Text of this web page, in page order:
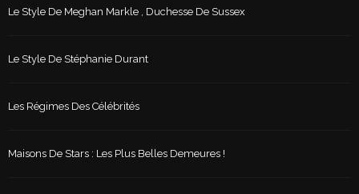
Le Style De Meghan Markle , Duchesse De Sussex
Le Style De Stéphanie Durant
Les Régimes Des Célébrités
Maisons De Stars : Les Plus Belles Demeures !